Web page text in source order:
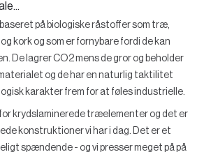
på biologiske råstoffer som træ,
kork og som er fornybare fordi de kan
De lagrer CO2 mens de gror og beholder
og de har en naturlig taktilitet
karakter frem for at føles industrielle.
krydslaminerede træelementer og det er
konstruktioner vi har i dag. Det er et
spændende - og vi presser meget på på